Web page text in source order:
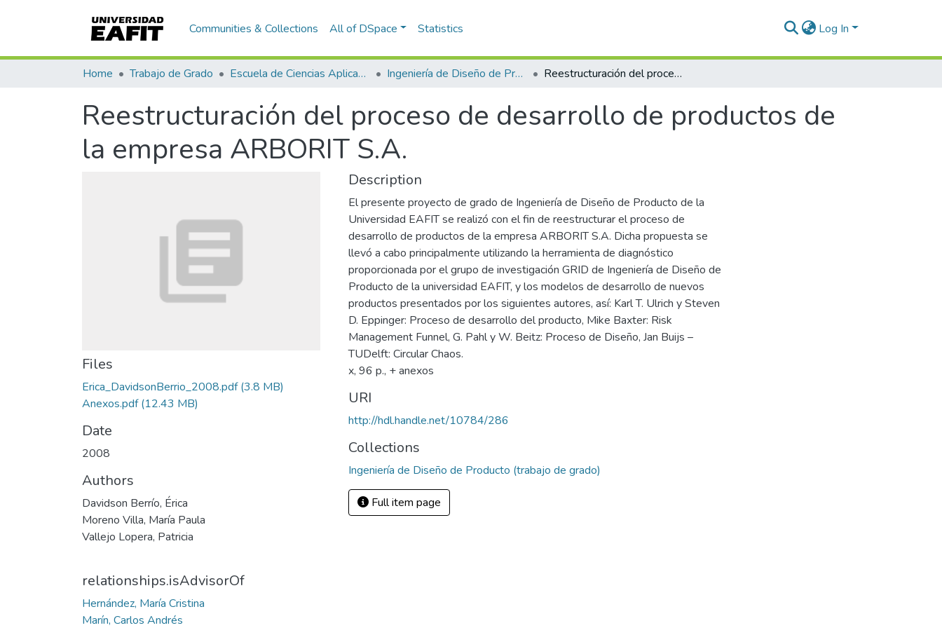
Communities & Collections All of DSpace Statistics Log In
Home Trabajo de Grado Escuela de Ciencias Aplicadas e Ingeniería Ingeniería de Diseño de Producto (trabajo de grado) Reestructuración del proceso de desarrollo de productos de la empresa ARBORIT S.A.
Reestructuración del proceso de desarrollo de productos de
la empresa ARBORIT S.A.
Files
Erica_DavidsonBerrio_2008.pdf(3.8 MB)
Anexos.pdf(12.43 MB)
Date
2008
Authors
Davidson Berrío, Érica
Moreno Villa, María Paula
Vallejo Lopera, Patricia
relationships.isAdvisorOf
Hernández, María Cristina
Marín, Carlos Andrés
Description
El presente proyecto de grado de Ingeniería de Diseño de Producto de la
Universidad EAFIT se realizó con el fin de reestructurar el proceso de
desarrollo de productos de la empresa ARBORIT S.A. Dicha propuesta se
llevó a cabo principalmente utilizando la herramienta de diagnóstico
proporcionada por el grupo de investigación GRID de Ingeniería de Diseño de
Producto de la universidad EAFIT, y los modelos de desarrollo de nuevos
productos presentados por los siguientes autores, así: Karl T. Ulrich y Steven
D. Eppinger: Proceso de desarrollo del producto, Mike Baxter: Risk
Management Funnel, G. Pahl y W. Beitz: Proceso de Diseño, Jan Buijs –
TUDelft: Circular Chaos.
x, 96 p., + anexos
URI
http://hdl.handle.net/10784/286
Collections
Ingeniería de Diseño de Producto (trabajo de grado)
Full item page